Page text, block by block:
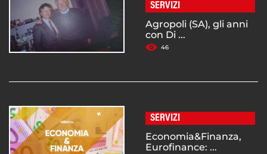
SERVIZI
Agropoli (SA), gli anni
con Di ...
46
SERVIZI
Economia&Finanza,
Eurofinance: ...